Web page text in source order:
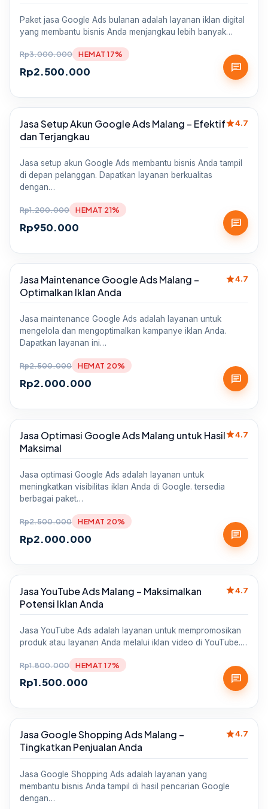
Paket jasa Google Ads bulanan adalah layanan iklan digital
yang membantu bisnis Anda menjangkau lebih banyak…
Rp3.000.000
Rp2.500.000
HEMAT 17%
chat
Sale
Jasa Setup Akun Google Ads Malang – Efektif
dan Terjangkau
star4.7
Jasa setup akun Google Ads membantu bisnis Anda tampil
di depan pelanggan. Dapatkan layanan berkualitas
dengan…
Rp1.200.000
Rp950.000
HEMAT 21%
chat
Sale
Jasa Maintenance Google Ads Malang –
Optimalkan Iklan Anda
star4.7
Jasa maintenance Google Ads adalah layanan untuk
mengelola dan mengoptimalkan kampanye iklan Anda.
Dapatkan layanan ini…
Rp2.500.000
Rp2.000.000
HEMAT 20%
chat
Sale
Jasa Optimasi Google Ads Malang untuk Hasil
Maksimal
star4.7
Jasa optimasi Google Ads adalah layanan untuk
meningkatkan visibilitas iklan Anda di Google. tersedia
berbagai paket…
Rp2.500.000
Rp2.000.000
HEMAT 20%
chat
Sale
Jasa YouTube Ads Malang – Maksimalkan
Potensi Iklan Anda
star4.7
Jasa YouTube Ads adalah layanan untuk mempromosikan
produk atau layanan Anda melalui iklan video di YouTube.…
Rp1.800.000
Rp1.500.000
HEMAT 17%
chat
Sale
Jasa Google Shopping Ads Malang –
Tingkatkan Penjualan Anda
star4.7
Jasa Google Shopping Ads adalah layanan yang
membantu bisnis Anda tampil di hasil pencarian Google
dengan…